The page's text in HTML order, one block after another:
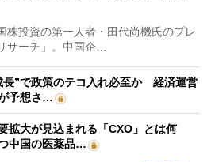
投資の第一人者・田代尚機氏のプレ
サーチ」。中国企…
長”で政策のテコ入れ必至か 経済運営
予想さ…
拡大が見込まれる「CXO」とは何
中国の医薬品…